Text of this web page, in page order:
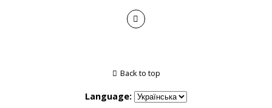
Back to top
Language: